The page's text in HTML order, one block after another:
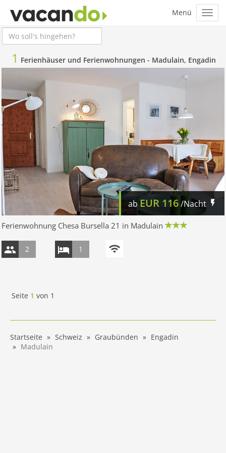
1 Ferienhäuser und Ferienwohnungen - Madulain, Engadin
ab EUR 116/Nacht
Ferienwohnung Chesa Bursella 21 in Madulain
2 1
Seite 1 von 1
Startseite Schweiz Graubünden
Engadin
Madulain